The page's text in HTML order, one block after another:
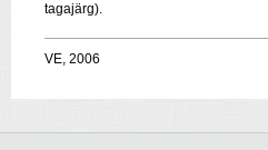
tagajärg).
VE, 2006